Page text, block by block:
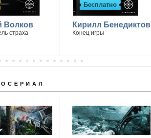
Волков
страха
Бесплатно
Кирилл Бенедиктов
Конец игры